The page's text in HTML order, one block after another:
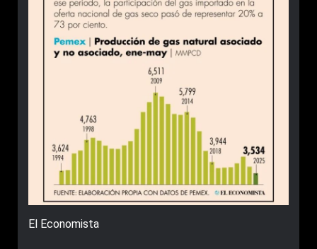
El Economista